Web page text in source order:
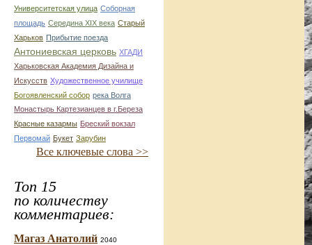
Университетская улица Соборная
площадь Середина XIX века Старый
Харьков Прибытие поезда
Антониевская церковь ХГАДИ
Харьковская Академия Дизайна и
Искусств Художественное училище
Богоявленский собор река Волга
Монастырь Картезианцев в г.Береза
Красные казармы Бреский вокзал
Первомай Букет Зарубин
Все ключевые слова >>
Топ 15
по количеству
комментариев:
Магаз Анатолий 2040